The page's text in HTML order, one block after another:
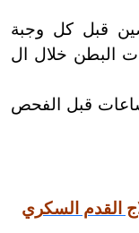
قبل كل وجبة
البطن خلال ال
عن الطعام فقط لمدة 6 ساعات قبل الفحص
القدم السكري